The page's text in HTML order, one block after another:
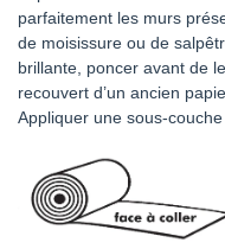
parfaitement les murs
de moisissure ou de
brillante poncer avant de
recouvert d’un ancien
Appliquer une sous-